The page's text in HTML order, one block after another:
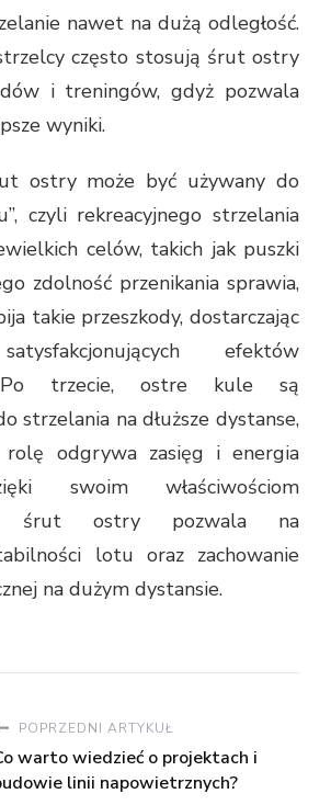
nawet na dużą odległość.
często stosują śrut ostry
i treningów, gdyż pozwala
wyniki.
ostry może być używany do
czyli rekreacyjnego strzelania
celów, takich jak puszki
zdolność przenikania sprawia,
takie przeszkody, dostarczając
efektów
Po trzecie, ostre kule są
strzelania na dłuższe dystanse,
odgrywa zasięg i energia
swoim właściwościom
śrut ostry pozwala na
lotu oraz zachowanie
na dużym dystansie.
POPRZEDNI ARTYKUŁ
warto wiedzieć o projektach i
linii napowietrznych?